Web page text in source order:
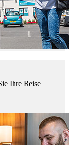
Ihre Reise